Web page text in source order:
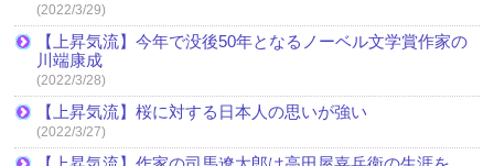
(2022/3/29)
【上昇気流】今年で没後50年となるノーベル文学賞作家の
川端康成
(2022/3/28)
【上昇気流】桜に対する日本人の思いが強い
(2022/3/27)